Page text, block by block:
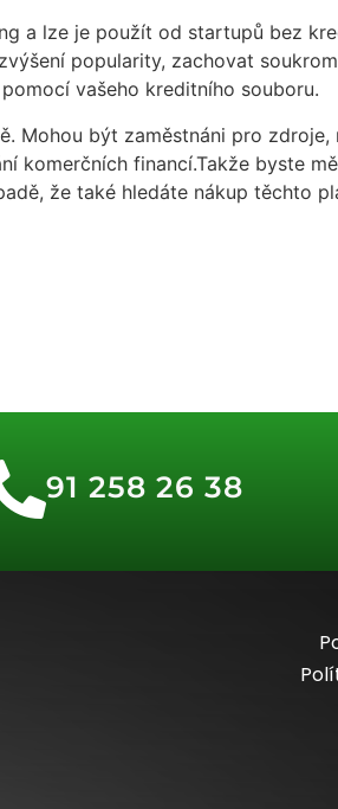
a lze je použít od startupů bez
popularity, zachovat
vašeho kreditního souboru.
Mohou být zaměstnáni pro zdroje,
komerčních financí.Takže byste
že také hledáte nákup těchto
91 258 26 38